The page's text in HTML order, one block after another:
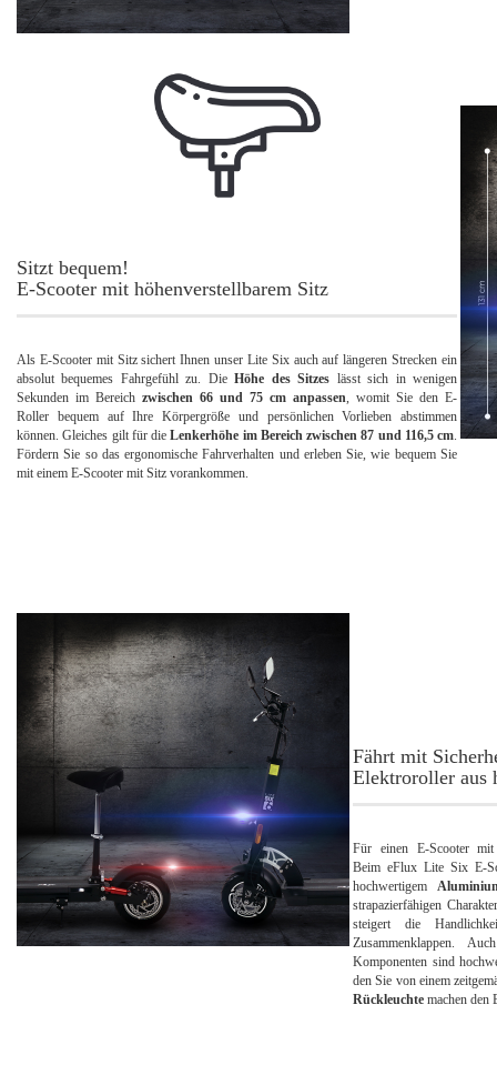
Sitzt bequem!
E-Scooter mit höhenverstellbarem Sitz
Als E-Scooter mit Sitz sichert Ihnen unser Lite Six auch auf längeren Strecken ein
absolut bequemes Fahrgefühl zu. DieHöhe des Sitzes lässt sich in wenigen
Sekunden im Bereich zwischen 66 und 75 cm anpassen, womit Sie den E-
Roller bequem auf Ihre Körpergröße und persönlichen Vorlieben abstimmen
können. Gleiches gilt für dieLenkerhöhe im Bereich zwischen 87 und 116,5 cm.
Fördern Sie so das ergonomische Fahrverhalten und erleben Sie, wie bequem Sie
mit einem E-Scooter mit Sitz vorankommen.
Fährt mit
Elektroroller aus
Für einen E-Scooter mit
Beim eFlux Lite Six E-
hochwertigem
strapazierfähigen
steigert die
Zusammenklappen.
Komponenten sind
den Sie von einem
Rückleuchte machen den